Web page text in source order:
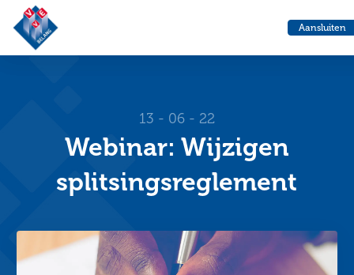
Aansluiten
13 - 06 - 22
Webinar: Wijzigen
splitsingsreglement